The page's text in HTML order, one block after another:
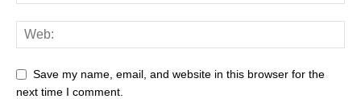
Save my name, email, and website in this browser for the
next time I comment.